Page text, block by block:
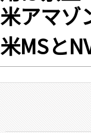
米アマゾ
米MSと